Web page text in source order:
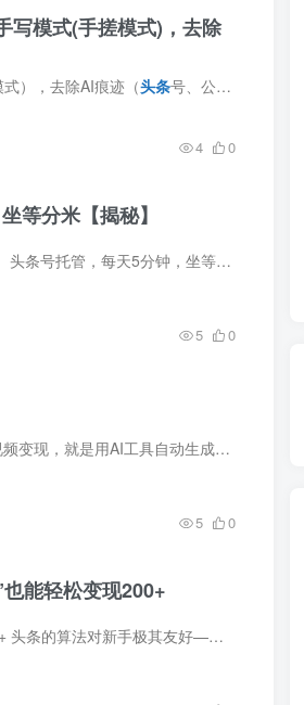
模式(手搓模式)，去除
），去除AI痕迹（头条号、公众号、百家号）（更新0730） 课程介绍刘YC·AI写作陪跑3.0自媒体微头条+文章，AI写作...
4 0
等分米【揭秘】
3-10条视频发到你草稿箱，点下发就完事。收益28分，...
5 0
。操作很简单：找一段文案让AI改写，导入剪映用“文字...
5 0
能轻松变现200+
0粉丝的新号，只要文章和图片的阅读量上去了，收益就能...